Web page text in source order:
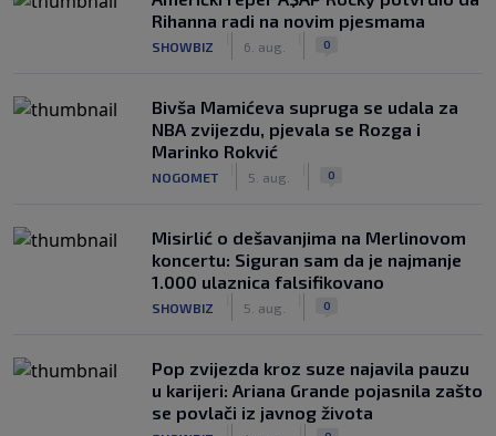
Rihanna radi na novim pjesmama
SHOWBIZ 6. aug. 0
Bivša Mamićeva supruga se udala za
NBA zvijezdu, pjevala se Rozga i
Marinko Rokvić
NOGOMET 5. aug. 0
Misirlić o dešavanjima na Merlinovom
koncertu: Siguran sam da je najmanje
1.000 ulaznica falsifikovano
SHOWBIZ 5. aug. 0
Pop zvijezda kroz suze najavila pauzu
u karijeri: Ariana Grande pojasnila zašto
se povlači iz javnog života